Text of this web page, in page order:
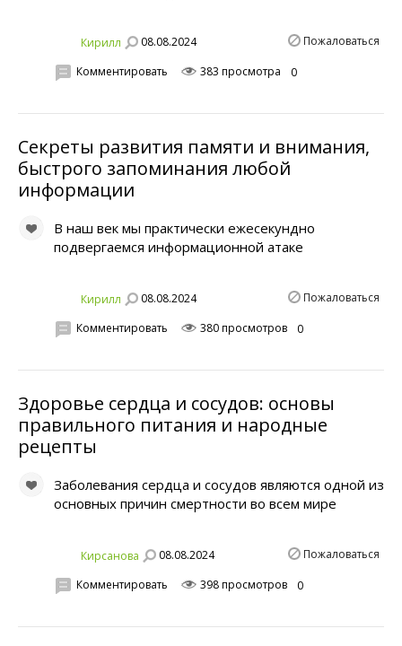
Кирилл 08.08.2024 Пожаловаться
Комментировать 383 просмотра 0
Секреты развития памяти и внимания,
быстрого запоминания любой
информации
В наш век мы практически ежесекундно
подвергаемся информационной атаке
Кирилл 08.08.2024 Пожаловаться
Комментировать 380 просмотров 0
Здоровье сердца и сосудов: основы
правильного питания и народные
рецепты
Заболевания сердца и сосудов являются одной из
основных причин смертности во всем мире
Кирсанова 08.08.2024 Пожаловаться
Комментировать 398 просмотров 0